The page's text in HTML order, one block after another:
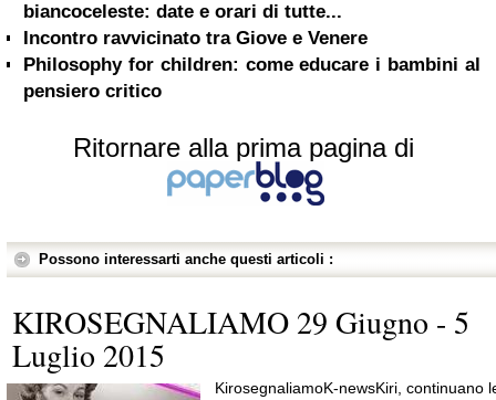
biancoceleste: date e orari di tutte...
Incontro ravvicinato tra Giove e Venere
Philosophy for children: come educare i bambini al
pensiero critico
Ritornare alla prima pagina di
Possono interessarti anche questi articoli :
KIROSEGNALIAMO 29 Giugno - 5
Luglio 2015
KirosegnaliamoK-newsKiri, continuano